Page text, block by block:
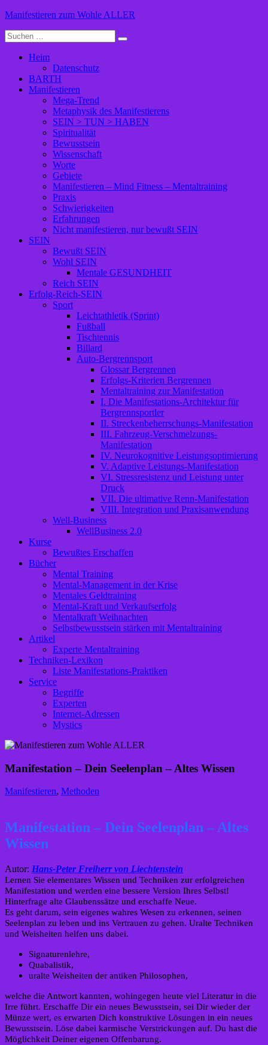
Zum
springen
Manifestieren zum Wohle ALLER
Suche
nach:
Heim
Datenschutz
BARTH
Manifestieren
Mega-Trend
Metaphysik des Manifestierens
SEIN > TUN > HABEN
Spiritualität
Bewusstsein
Wissenschaft
Worte
Gebiete
Manifestieren – Mind Fitness – Mentaltraining
Praxis
Schwierigkeiten
Erfahrungen
Nicht manifestieren, nur bewußt SEIN
SEIN
Bewußt SEIN
Wohl SEIN
Mentale GESUNDHEIT
Reich SEIN
Erfolg-Reich-SEIN
Sport
Leichtathletik (Sprint)
Fußball
Tischtennis
Billard
Auto-Bergrennsport
Glossar Bergrennen
Erfolgs-Kriterien Bergrennen
Mentaltraining zur Manifestation
I. Die Manifestations-Architektur für
Bergrennsportler
II. Streckenbeherrschungs-Manifestation
III. Fahrzeug-Verschmelzungs-
Manifestation
IV. Neurokognitive Leistungsoptimierung
V. Adaptive Leistungs-Manifestation
VI. Stressresistenz und Leistung unter
Druck
VII. Die ultimative Renn-Manifestation
VIII. Integration und Praxisanwendung
Well-Business
WellBusiness 2.0
Kurse
Bewußtes Erschaffen
Bücher
Mental Training
Mental-Management in der Krise
Mentales Geldtraining
Mental-Kraft und Verkaufserfolg
Mentalkraft Weihnachten
Selbstbewusstsein stärken mit Mentaltraining
Artikel
Experte Mentaltraining
Techniken-Lexikon
Liste Manifestations-Praktiken
Service
Begriffe
Experten
Internet-Adressen
Mystics
Manifestation – Dein Seelenplan – Altes Wissen
Manifestieren, Methoden
Manifestation – Dein Seelenplan – Altes
Wissen
Autor: Hans-Peter Freiherr von Liechtenstein
Lernen Sie elementares Wissen und Techniken zur erfolgreichen
Manifestation und werden eine bessere Version Ihres Selbst!
Hinterfrage alte Glaubenssätze und erschaffe Neue.
Es geht darum, sein eigenes wahres Wesen zu erkennen, seinen
Seelenplan zu leben und ins Vertrauen zu gehen. Uralte Techniken
und Weisheiten helfen uns dabei.
Signaturenlehre,
Quabalistik,
uralte Weisheiten der antiken Philosophen,
welche die Antwort kannten, wohingegen heute viel Literatur in die
Irre führt. Erschaffe Dir ein neues Bewusstsein, sei Dir wieder der
Münze wert, es erwarten Dich konstruktive Lösungen in ein neues
Bewusstsein. Löse dabei karmische Verstrickungen auf. Du hast die
Möglichkeit Deiner eigenen Offenbarung.